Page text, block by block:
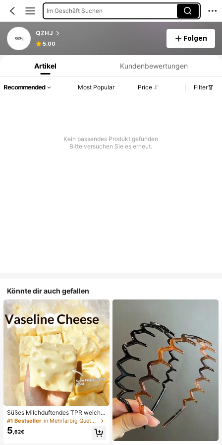
Im Geschäft Suchen
QZHJ
5.00
Folgen
Produktinformation: Preisangabe, Verkaufs- und Lagerbestandsdetails.
Artikel Kundenbewertungen
Recommended Most Popular Price Filter
Kein passendes Produkt gefunden
Bitte versuchen Sie es erneut.
Könnte dir auch gefallen
Süßes Milchduftendes TPR weiche
s quetschbares Dumpling-förmiges
Stressabbau-Spielzeug, 5cm niedli
ches lustiges Quetsch-Stressabbau
#1 Bestseller in Mehrfarbig Quetschspielzeug für Teenager
5 ,62€